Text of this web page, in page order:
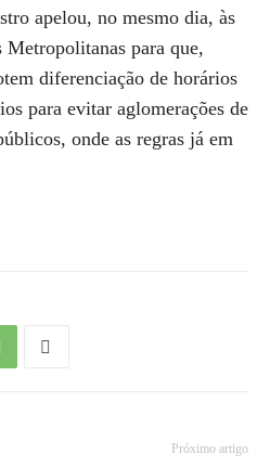
apelou, no mesmo dia, às
Metropolitanas para que,
diferenciação de horários
para evitar aglomerações de
onde as regras já em
Próximo artigo